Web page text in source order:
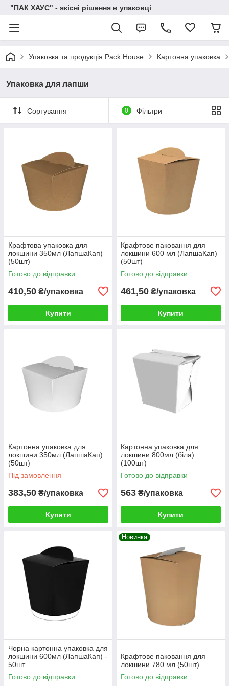
"ПАК ХАУС" - якісні рішення в упаковці
Упаковка та продукція Pack House Картонна упаковка
Упаковка для лапши
Сортування 0 Фільтри
Крафтова упаковка для
локшини 350мл (ЛапшаКап)
(50шт)
Готово до відправки
410,50 ₴/упаковка
Купити
Крафтове паковання для
локшини 600 мл (ЛапшаКап)
(50шт)
Готово до відправки
461,50 ₴/упаковка
Купити
Картонна упаковка для
локшини 350мл (ЛапшаКап)
(50шт)
Під замовлення
383,50 ₴/упаковка
Купити
Картонна упаковка для
локшини 800мл (біла)
(100шт)
Готово до відправки
563 ₴/упаковка
Купити
Чорна картонна упаковка для
локшини 600мл (ЛапшаКап) -
50шт
Готово до відправки
Новинка
Крафтове паковання для
локшини 780 мл (50шт)
Готово до відправки